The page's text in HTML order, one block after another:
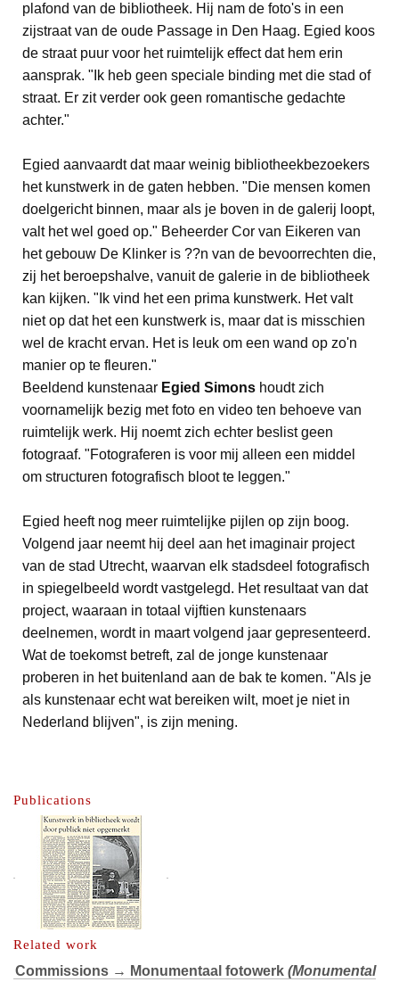
plafond van de bibliotheek. Hij nam de foto's in een
zijstraat van de oude Passage in Den Haag. Egied koos
de straat puur voor het ruimtelijk effect dat hem erin
aansprak. "Ik heb geen speciale binding met die stad of
straat. Er zit verder ook geen romantische gedachte
achter."
Egied aanvaardt dat maar weinig bibliotheekbezoekers
het kunstwerk in de gaten hebben. "Die mensen komen
doelgericht binnen, maar als je boven in de galerij loopt,
valt het wel goed op." Beheerder Cor van Eikeren van
het gebouw De Klinker is ??n van de bevoorrechten die,
zij het beroepshalve, vanuit de galerie in de bibliotheek
kan kijken. "Ik vind het een prima kunstwerk. Het valt
niet op dat het een kunstwerk is, maar dat is misschien
wel de kracht ervan. Het is leuk om een wand op zo'n
manier op te fleuren."
Beeldend kunstenaar Egied Simons houdt zich
voornamelijk bezig met foto en video ten behoeve van
ruimtelijk werk. Hij noemt zich echter beslist geen
fotograaf. "Fotograferen is voor mij alleen een middel
om structuren fotografisch bloot te leggen."
Egied heeft nog meer ruimtelijke pijlen op zijn boog.
Volgend jaar neemt hij deel aan het imaginair project
van de stad Utrecht, waarvan elk stadsdeel fotografisch
in spiegelbeeld wordt vastgelegd. Het resultaat van dat
project, waaraan in totaal vijftien kunstenaars
deelnemen, wordt in maart volgend jaar gepresenteerd.
Wat de toekomst betreft, zal de jonge kunstenaar
proberen in het buitenland aan de bak te komen. "Als je
als kunstenaar echt wat bereiken wilt, moet je niet in
Nederland blijven", is zijn mening.
Publications
Related work
Commissions → Monumentaal fotowerk (Monumental